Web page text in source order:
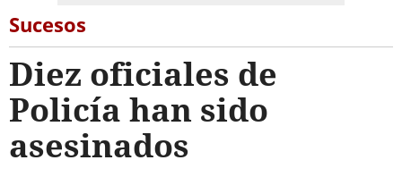
Sucesos
Diez oficiales de
Policía han sido
asesinados